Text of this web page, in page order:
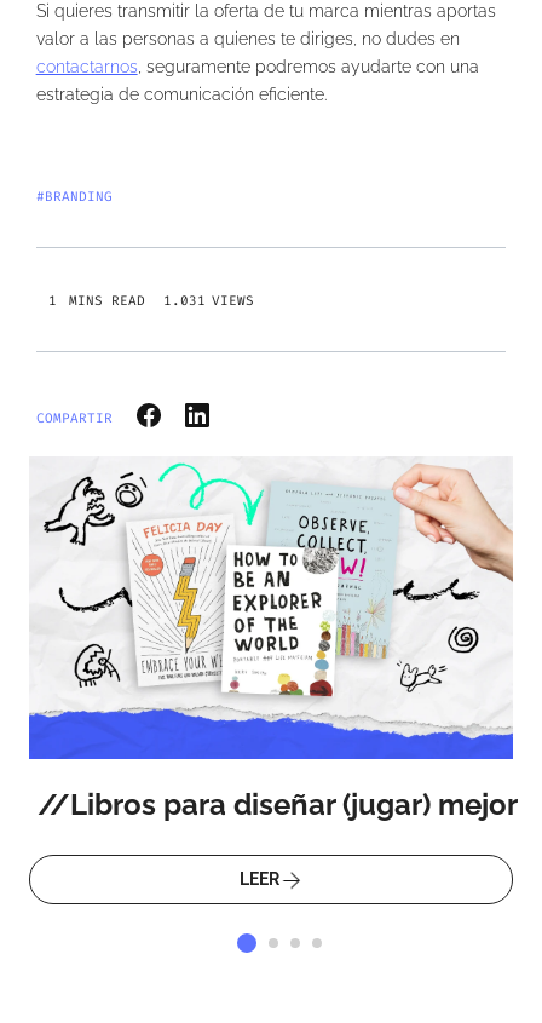
Si quieres transmitir la oferta de tu marca mientras aportas
valor a las personas a quienes te diriges, no dudes en
contactarnos , seguramente podremos ayudarte con una
estrategia de comunicación eficiente.
#BRANDING
VIEWS
1.031
COMPARTIR
Libros para diseñar (jugar) mejor
LEER